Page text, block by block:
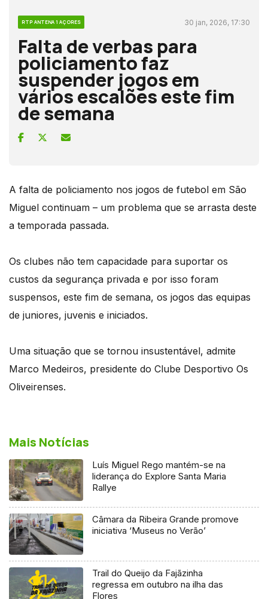
RTP ANTENA 1 AÇORES 30 jan, 2026, 17:30
Falta de verbas para
policiamento faz
suspender jogos em
vários escalões este fim
de semana
A falta de policiamento nos jogos de futebol em São
Miguel continuam – um problema que se arrasta deste
a temporada passada.
Os clubes não tem capacidade para suportar os
custos da segurança privada e por isso foram
suspensos, este fim de semana, os jogos das equipas
de juniores, juvenis e iniciados.
Uma situação que se tornou insustentável, admite
Marco Medeiros, presidente do Clube Desportivo Os
Oliveirenses.
Mais Notícias
Luís Miguel Rego mantém-se na
liderança do Explore Santa Maria
Rallye
Câmara da Ribeira Grande promove
iniciativa ‘Museus no Verão’
Trail do Queijo da Fajãzinha
regressa em outubro na ilha das
Flores